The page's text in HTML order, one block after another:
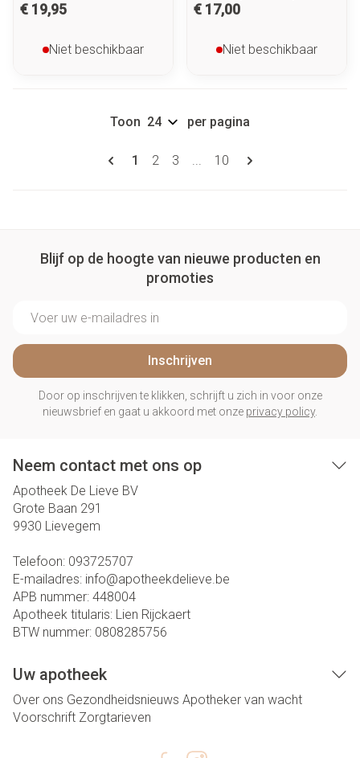
€ 19,95
Niet beschikbaar
€ 17,00
Niet beschikbaar
Pagina's
U lees momenteel pagina
1 Pagina
2 Pagina
3 ... Pagina
10
Toon per pagina
Blijf op de hoogte van nieuwe producten en
promoties
Inschrijven
Door op inschrijven te klikken, schrijft u zich in voor onze
nieuwsbrief en gaat u akkoord met onze privacy policy.
Neem contact met ons op
Apotheek De Lieve BV
Grote Baan 291
9930 Lievegem
Telefoon: 093725707
E-mailadres: info@apotheekdelieve.be
APB nummer: 448004
Apotheek titularis: Lien Rijckaert
BTW nummer: 0808285756
Uw apotheek
Over ons Gezondheidsnieuws Apotheker van wacht
Voorschrift Zorgtarieven